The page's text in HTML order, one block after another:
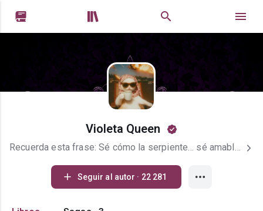
 
Violeta Queen
Recuerda esta frase: Sé cómo la serpiente… sé amable con todos a menos que alguien te pise.
Seguir al autor · 22 281